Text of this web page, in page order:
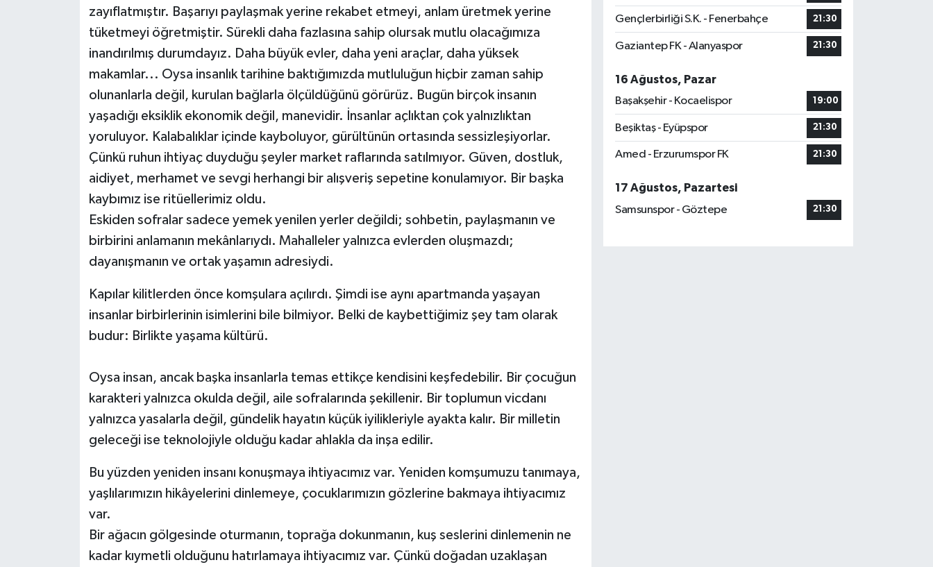
zayıflatmıştır. Başarıyı paylaşmak yerine rekabet etmeyi, anlam üretmek yerine
tüketmeyi öğretmiştir. Sürekli daha fazlasına sahip olursak mutlu olacağımıza
inandırılmış durumdayız. Daha büyük evler, daha yeni araçlar, daha yüksek
makamlar... Oysa insanlık tarihine baktığımızda mutluluğun hiçbir zaman sahip
olunanlarla değil, kurulan bağlarla ölçüldüğünü görürüz. Bugün birçok insanın
yaşadığı eksiklik ekonomik değil, manevidir. İnsanlar açlıktan çok yalnızlıktan
yoruluyor. Kalabalıklar içinde kayboluyor, gürültünün ortasında sessizleşiyorlar.
Çünkü ruhun ihtiyaç duyduğu şeyler market raflarında satılmıyor. Güven, dostluk,
aidiyet, merhamet ve sevgi herhangi bir alışveriş sepetine konulamıyor. Bir başka
kaybımız ise ritüellerimiz oldu.
Eskiden sofralar sadece yemek yenilen yerler değildi; sohbetin, paylaşmanın ve
birbirini anlamanın mekânlarıydı. Mahalleler yalnızca evlerden oluşmazdı;
dayanışmanın ve ortak yaşamın adresiydi.
Kapılar kilitlerden önce komşulara açılırdı. Şimdi ise aynı apartmanda yaşayan
insanlar birbirlerinin isimlerini bile bilmiyor. Belki de kaybettiğimiz şey tam olarak
budur: Birlikte yaşama kültürü.
Oysa insan, ancak başka insanlarla temas ettikçe kendisini keşfedebilir. Bir çocuğun
karakteri yalnızca okulda değil, aile sofralarında şekillenir. Bir toplumun vicdanı
yalnızca yasalarla değil, gündelik hayatın küçük iyilikleriyle ayakta kalır. Bir milletin
geleceği ise teknolojiyle olduğu kadar ahlakla da inşa edilir.
Bu yüzden yeniden insanı konuşmaya ihtiyacımız var. Yeniden komşumuzu tanımaya,
yaşlılarımızın hikâyelerini dinlemeye, çocuklarımızın gözlerine bakmaya ihtiyacımız
var.
Bir ağacın gölgesinde oturmanın, toprağa dokunmanın, kuş seslerini dinlemenin ne
kadar kıymetli olduğunu hatırlamaya ihtiyacımız var. Çünkü doğadan uzaklaşan
Gençlerbirliği S.K. - Fenerbahçe 21:30
Gaziantep FK - Alanyaspor 21:30
16 Ağustos, Pazar
Başakşehir - Kocaelispor
19:00
Beşiktaş - Eyüpspor 21:30
Amed - Erzurumspor FK 21:30
17 Ağustos, Pazartesi
Samsunspor - Göztepe
21:30